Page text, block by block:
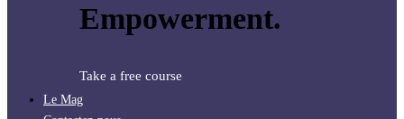
Empowerment.
Take a free course
Le Mag